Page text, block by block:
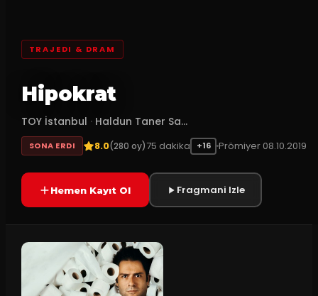
TRAJEDI & DRAM
Hipokrat
TOY İstanbul · Haldun Taner Sa...
SONA ERDI 8.0(280 oy)75 dakika +16 Prömiyer 08.10.2019
Hemen Kayıt Ol Fragmani Izle